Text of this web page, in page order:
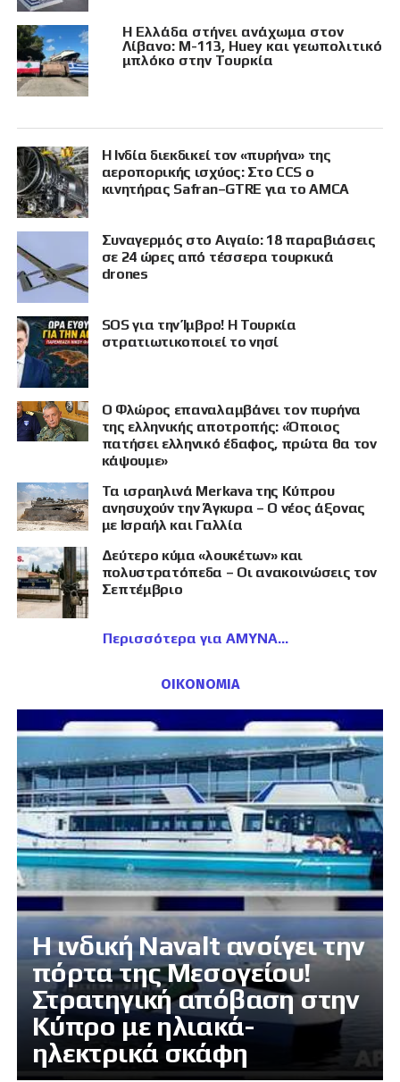
Η Ελλάδα στήνει ανάχωμα στον
Λίβανο: M-113, Huey και γεωπολιτικό
μπλόκο στην Τουρκία
Η Ινδία διεκδικεί τον «πυρήνα» της
αεροπορικής ισχύος: Στο CCS ο
κινητήρας Safran–GTRE για το AMCA
Συναγερμός στο Αιγαίο: 18 παραβιάσεις
σε 24 ώρες από τέσσερα τουρκικά
drones
SOS για την Ίμβρο! Η Τουρκία
στρατιωτικοποιεί το νησί
Ο Φλώρος επαναλαμβάνει τον πυρήνα
της ελληνικής αποτροπής: «Όποιος
πατήσει ελληνικό έδαφος, πρώτα θα τον
κάψουμε»
Τα ισραηλινά Merkava της Κύπρου
ανησυχούν την Άγκυρα – Ο νέος άξονας
με Ισραήλ και Γαλλία
Δεύτερο κύμα «λουκέτων» και
πολυστρατόπεδα – Οι ανακοινώσεις τον
Σεπτέμβριο
Περισσότερα για ΑΜΥΝΑ
ΟΙΚΟΝΟΜΙΑ
Η ινδική Navalt ανοίγει την
πόρτα της Μεσογείου!
Στρατηγική απόβαση στην
Κύπρο με ηλιακά-
ηλεκτρικά σκάφη